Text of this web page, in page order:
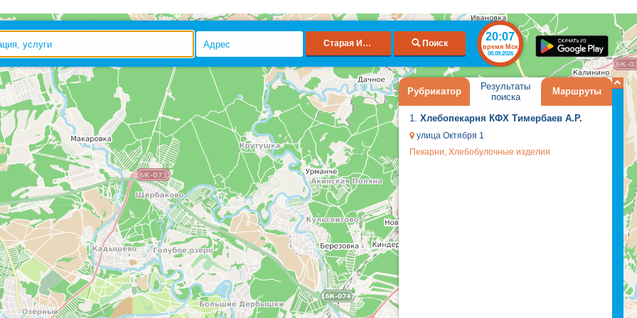
Старая Икшурма Поиск
20:07
время Мск
08.08.2026
Рубрикатор
Результаты
поиска
Маршруты
1. Хлебопекарня КФХ Тимербаев А.Р.
улица Октября 1
Пекарни, Хлебобулочные изделия